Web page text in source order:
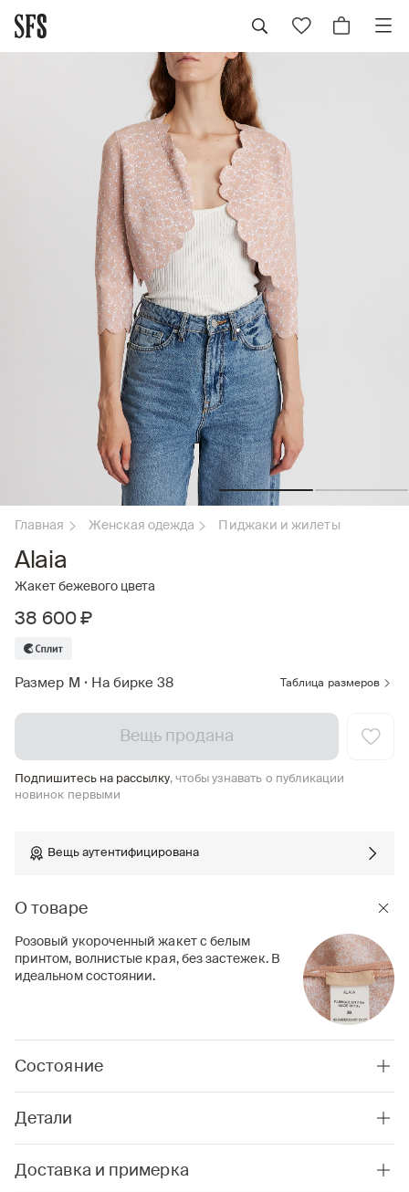
Главная Женская одежда Пиджаки и жилеты
Alaia
Жакет бежевого цвета
38 600 ₽
Размер M • На бирке 38 Таблица размеров
Вещь продана
Подпишитесь на рассылку, чтобы узнавать о публикации
новинок первыми
Вещь аутентифицирована
О товаре
Розовый укороченный жакет с белым
принтом, волнистые края, без застежек. В
идеальном состоянии.
Состояние
Детали
Доставка и примерка